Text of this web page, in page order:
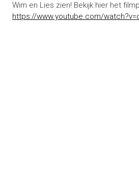
Wim en Lies zien! Bekijk hier het
https://www.youtube.com/